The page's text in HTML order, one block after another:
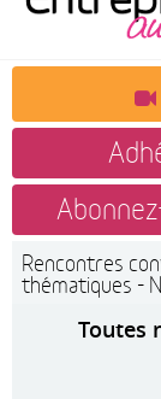
Rencontres
thématiques -
Toutes